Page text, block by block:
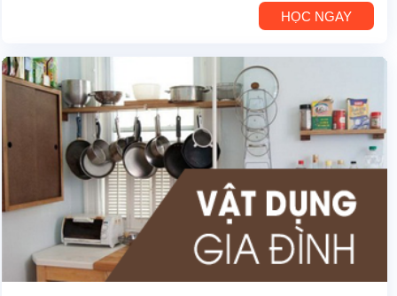
HỌC NGAY